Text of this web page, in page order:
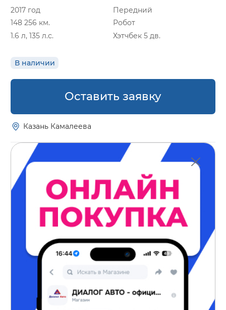
2017 год
Передний
148 256 км.
Робот
1.6 л, 135 л.с.
Хэтчбек 5 дв.
В наличии
Оставить заявку
Казань Камалеева